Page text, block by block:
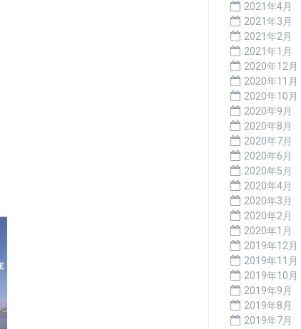
2021年4月
2021年3月
2021年2月
2021年1月
2020年12月
2020年11月
2020年10月
2020年9月
2020年8月
2020年7月
2020年6月
2020年5月
2020年4月
2020年3月
2020年2月
2020年1月
2019年12月
2019年11月
2019年10月
2019年9月
2019年8月
2019年7月